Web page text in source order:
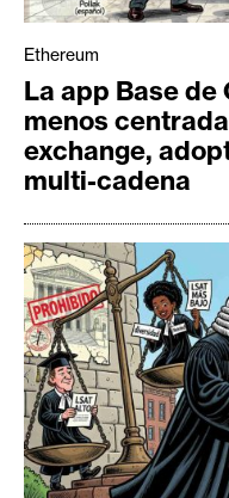
Ethereum
La app Base
menos
exchange,
multi-cadena